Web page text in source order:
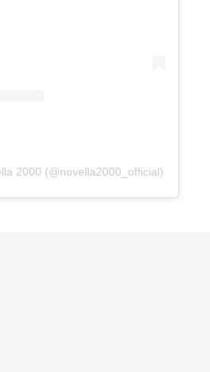
2000 (@novella2000_official)